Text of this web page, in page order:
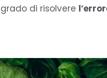
di risolvere